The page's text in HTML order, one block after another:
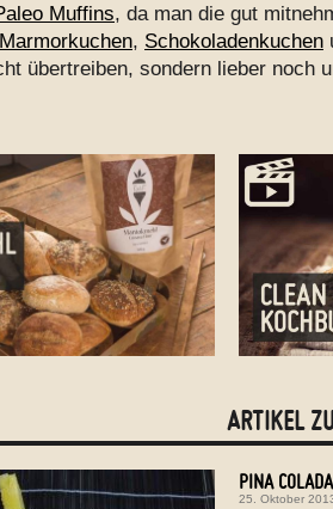
Muffins, da man die gut
Marmorkuchen, Schokoladenkuchen
übertreiben, sondern lieber noch
ARTIKEL
PINA
25. Oktober